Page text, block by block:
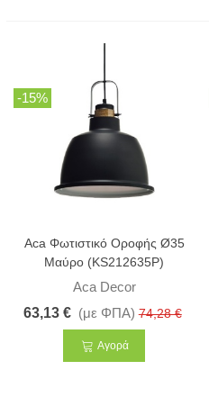
-15%
Aca Φωτιστικό Οροφής Ø35
Μαύρο (KS212635P)
Aca Decor
63,13 € (με ΦΠΑ) 74,28 €
Αγορά